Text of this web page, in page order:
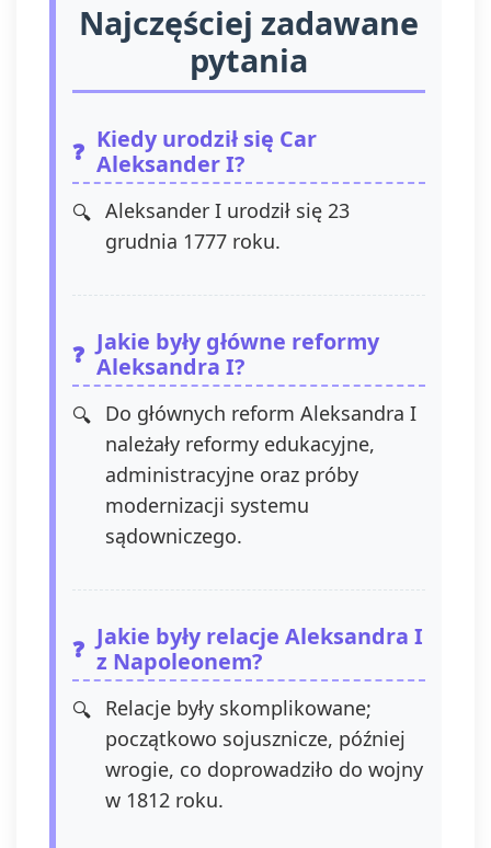
Najczęściej zadawane
pytania
Kiedy urodził się Car
Aleksander I?
Aleksander I urodził się 23
grudnia 1777 roku.
Jakie były główne reformy
Aleksandra I?
Do głównych reform Aleksandra I
należały reformy edukacyjne,
administracyjne oraz próby
modernizacji systemu
sądowniczego.
Jakie były relacje Aleksandra I
z Napoleonem?
Relacje były skomplikowane;
początkowo sojusznicze, później
wrogie, co doprowadziło do wojny
w 1812 roku.